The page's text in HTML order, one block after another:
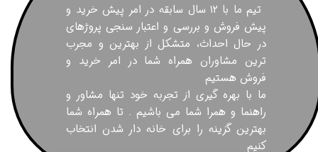
تیم ما با ۱۲ سال سابقه در امر پیش خرید و
پیش فروش و بررسی و اعتبار سنجی پروژهای
در حال احداث، متشکل از بهترین و مجرب
ترین مشاوران همراه شما در امر خرید و
فروش هستیم
ما با بهره گیری از تجربه خود تنها مشاور و
راهنما و همرا شما می باشیم . تا همراه شما
بهترین گزینه را برای خانه دار شدن انتخاب
کنیم